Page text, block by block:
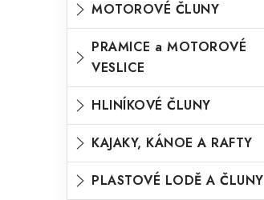
n
n
p
a
n
e
o
e
MOTOROVÉ ČLUNY
PRAMICE a MOTOROVÉ
VESLICE
HLINÍKOVÉ ČLUNY
KAJAKY, KÁNOE A RAFTY
PLASTOVÉ LODĚ A ČLUNY